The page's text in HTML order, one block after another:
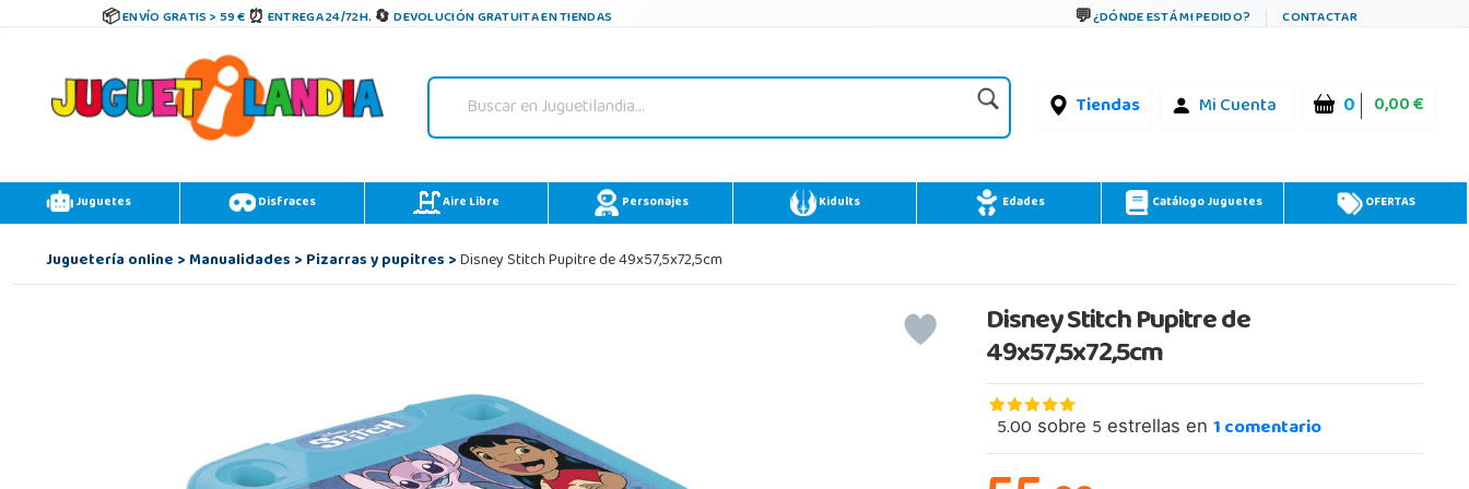
ENVÍO GRATIS > 59 € ENTREGA 24/72H. DEVOLUCIÓN GRATUITA EN TIENDAS ¿DÓNDE ESTÁ MI PEDIDO? CONTACTAR
Tiendas Mi Cuenta 0 0,00 €
Juguetes Disfraces Aire Libre Personajes Kidults Edades Catálogo Juguetes OFERTAS
Juguetería online>Manualidades>Pizarras y pupitres>Disney Stitch Pupitre de 49x57,5x72,5cm
Disney Stitch Pupitre de
49x57,5x72,5cm
5.00 sobre 5 estrellas en1comentario